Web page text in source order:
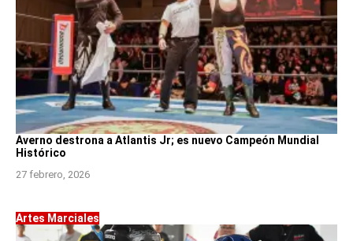
Averno destrona a Atlantis Jr; es nuevo Campeón Mundial
Histórico
27 febrero, 2026
Artes Marciales